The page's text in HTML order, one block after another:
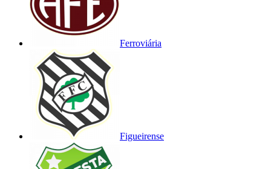
Ferroviária
Figueirense